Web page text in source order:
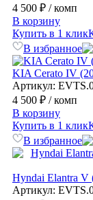
4 500 ₽ / комп
В корзину
Купить в 1 клик
В избранное
KIA Cerato IV
Артикул:
4 500 ₽ / комп
В корзину
Купить в 1 клик
В избранное
Hyndai Elantra V
Артикул: